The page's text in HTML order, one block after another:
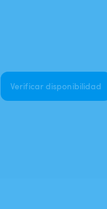
Verificar disponibilidad